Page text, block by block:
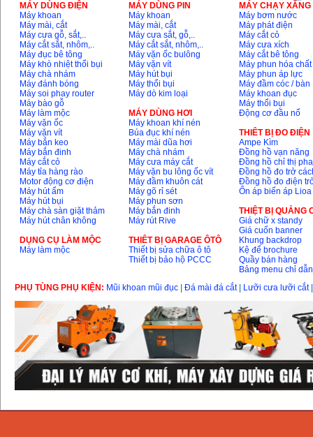
MÁY DÙNG ĐIỆN
Máy khoan
Máy mài, cắt
Máy cưa gỗ, sắt,..
Máy cắt sắt, nhôm,..
Máy đục bê tông
Máy khò nhiệt thổi bụi
Máy chà nhám
Máy đánh bóng
Máy soi phay router
Máy bào gỗ
Máy làm mộc
Máy vặn ốc
Máy vặn vít
Máy bắn keo
Máy bắn đinh
Máy cắt cỏ
Máy tỉa hàng rào
Motor động cơ điện
Máy hút ẩm
Máy hút bụi
Máy chà sàn giặt thảm
Máy hút chân không
DỤNG CỤ LÀM MỘC
Máy làm mộc
MÁY DÙNG PIN
Máy khoan
Máy mài, cắt
Máy cưa sắt, gỗ,..
Máy cắt sắt, nhôm,..
Máy vặn ốc bulông
Máy vặn vít
Máy hút bụi
Máy thổi bụi
Máy dò kim loại
MÁY DÙNG HƠI
Máy khoan khí nén
Búa đục khí nén
Máy mài dũa hơi
Máy chà nhám
Máy cưa máy cắt
Máy vặn bu lông ốc vít
Máy đầm khuôn cát
Máy gõ rỉ sét
Máy phun sơn
Máy bắn đinh
Máy rút Rive
THIÊT BỊ GARAGE ÔTÔ
Thiết bị sửa chữa ô tô
Thiết bị bảo hộ PCCC
MÁY CHẠY
Máy bơm nước
Máy phát điện
Máy cắt cỏ
Máy cưa xích
Máy cắt bê tông
Máy phun hóa chất
Máy phun áp lực
Máy đầm cóc / bàn
Máy khoan đục
Máy thổi bụi
Động cơ đầu nổ
THIÊT BỊ ĐO ĐIỆN
Ampe Kìm
Đồng hồ vạn năng
Đồng hồ chỉ thị pha
Đồng hồ đo trở
Đồng hồ đo điện
Ổn áp biến áp Lioa
THIỆT BỊ QUẢNG
Giá chữ x standy
Giá cuốn banner
Khung backdrop
Kệ để brochure
Quầy bán hàng
Bảng menu chỉ dẫn
PHỤ TÙNG PHỤ KIỆN: Mũi khoan mũi đục Đá mài đá cắt| Lưỡi cưa lưỡi cắt